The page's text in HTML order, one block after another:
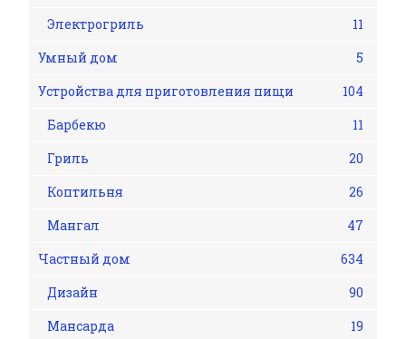
Электрогриль
11
Умный дом
5
Устройства для приготовления пищи
104
Барбекю
11
Гриль
20
Коптильня
26
Мангал
47
Частный дом
634
Дизайн
90
Мансарда
19